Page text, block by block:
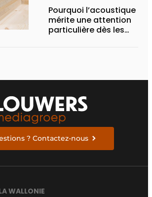
Pourquoi l’acoustique
mérite une attention
particulière dès les
? Contactez-nous
WALLONIE